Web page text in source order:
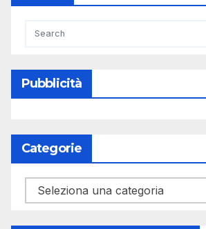
Pubblicità
Categorie
Categorie